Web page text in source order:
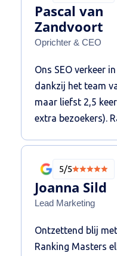
Tegen scherpe
geleverd en
strategisch plan,
kwantitatieve
bezoekers van
Pascal van
Zandvoort
Oprichter & CEO
Ons SEO verkeer
dankzij het team
maar liefst 2,5
extra bezoekers).
resultaat. De
bevelen ze aan.
5/5
Joanna Sild
Lead Marketing
Ontzettend blij
Ranking Masters